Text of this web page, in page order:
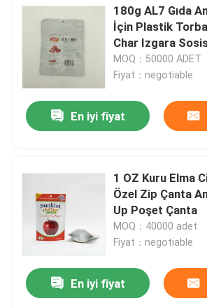
Ana sayfa
Hakkımızda
Kalite kontrol
180g AL7 Gıda
İçin Plastik
Char Izgara
MOQ：50000 ADET
Fiyat：negotiable
En iyi fiyat
1 OZ Kuru Elma
Özel Zip Çanta
Up Poşet Çanta
MOQ：40000 adet
Fiyat：negotiable
En iyi fiyat